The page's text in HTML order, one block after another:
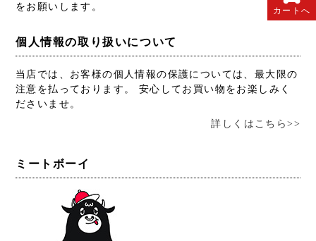
カートへ
をお願いします。
個人情報の取り扱いについて
当店では、お客様の個人情報の保護については、最大限の
注意を払っております。 安心してお買い物をお楽しみく
ださいませ。
詳しくはこちら>>
ミートボーイ